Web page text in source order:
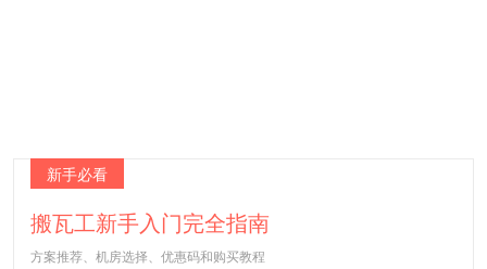
新手必看
搬瓦工新手入门完全指南
方案推荐、机房选择、优惠码和购买教程